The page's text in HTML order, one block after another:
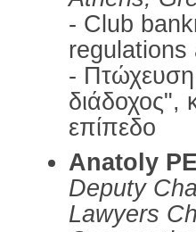
- Club
regulations
- Πτώχευση
διάδοχος",
επίπεδο
Anatoly
Deputy
Lawyers